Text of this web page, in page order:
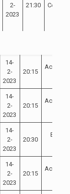
2-
2023
21:30
14-
2-
2023
20:15
14-
2-
2023
20:15
14-
2-
2023
20:30
14-
2-
2023
20:15